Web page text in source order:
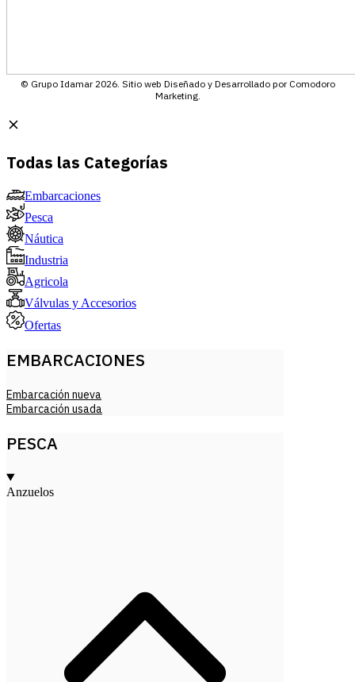
© Grupo Idamar 2026. Sitio web Diseñado y Desarrollado por Comodoro
Marketing.
Todas las Categorías
Embarcaciones
Pesca
Náutica
Industria
Agricola
Válvulas y Accesorios
Ofertas
EMBARCACIONES
Embarcación nueva
Embarcación usada
PESCA
Anzuelos